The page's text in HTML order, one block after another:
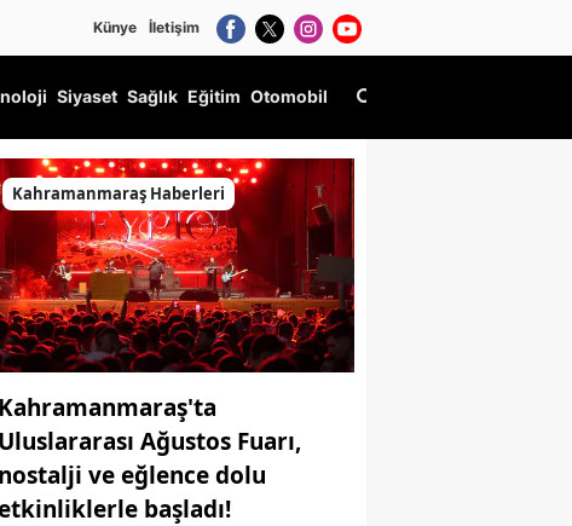
Künye İletişim
Siyaset Sağlık Eğitim Otomobil
Araçla Ulaşım Süreleri, Bilet Detayları ve Tüm Merak Edilenler
Kahramanmaraş Haberleri
Kahramanmaraş'ta
Uluslararası Ağustos Fuarı,
nostalji ve eğlence dolu
başladı!